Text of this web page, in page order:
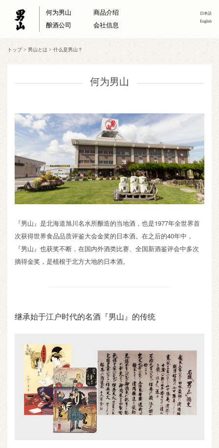
何为男山
商品介绍
酿酒公司
会社信息
日本語
English
トップ > 男山とは > 什么是男山？
何为男山
『男山』是北海道旭川名水所酿造的当地酒，也是1977年全世界首
次获得世界食品品质评鉴大会金奖的日本酒。在之后的40年中，
『男山』也获奖不断，在国内外酒类比赛、全国新酒鉴评会中多次
摘得金奖，是植根于北方大地的日本酒。
继承始于江户时代的名酒『男山』的传统